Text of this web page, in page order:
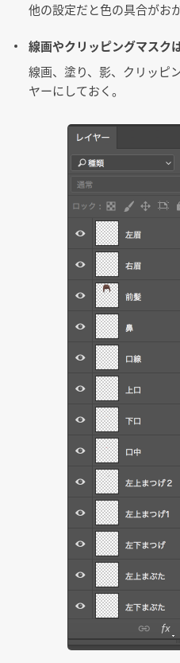
他の設定だと色の具合がお
線画やクリッピングマスク
線画、塗り、影、クリッピ
ヤーにしておく。